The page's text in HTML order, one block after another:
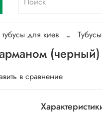
для киев
(черный)
в сравнение